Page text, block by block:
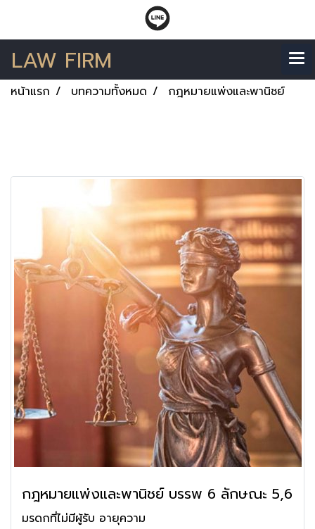
LAW FIRM
หน้าแรก บทความทั้งหมด กฎหมายแพ่งและพานิชย์
กฎหมายแพ่งและพานิชย์ บรรพ 6 ลักษณะ 5,6
มรดกที่ไม่มีผู้รับ อายุความ